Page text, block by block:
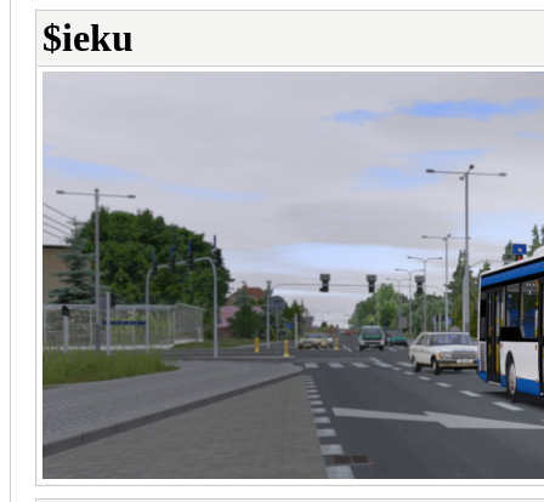
$ieku